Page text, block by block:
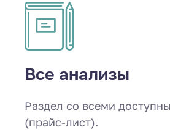
Все анализы
Раздел со всеми
(прайс-лист).